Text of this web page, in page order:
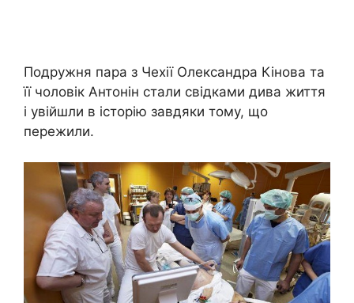
Подружня пара з Чехії Олександра Кінова та
її чоловік Антонін стали свідками дива життя
і увійшли в історію завдяки тому, що
пережили.